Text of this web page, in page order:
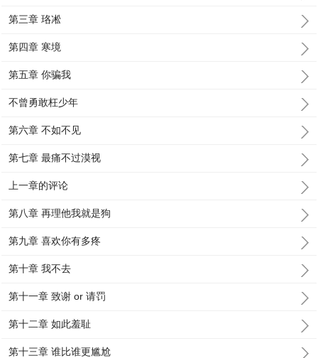
第三章 珞凇
第四章 寒境
第五章 你骗我
不曾勇敢枉少年
第六章 不如不见
第七章 最痛不过漠视
上一章的评论
第八章 再理他我就是狗
第九章 喜欢你有多疼
第十章 我不去
第十一章 致谢 or 请罚
第十二章 如此羞耻
第十三章 谁比谁更尴尬